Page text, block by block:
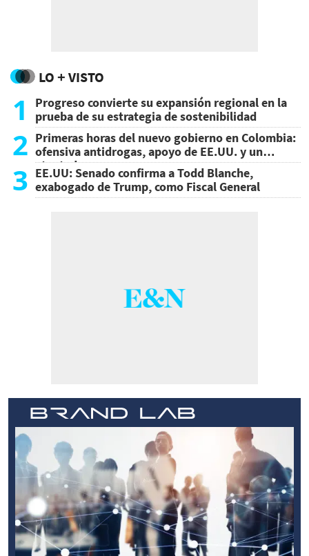
LO + VISTO
1
Progreso convierte su expansión regional en la
prueba de su estrategia de sostenibilidad
2 Primeras horas del nuevo gobierno en Colombia:
ofensiva antidrogas, apoyo de EE.UU. y un
atentado
3 EE.UU: Senado confirma a Todd Blanche,
exabogado de Trump, como Fiscal General